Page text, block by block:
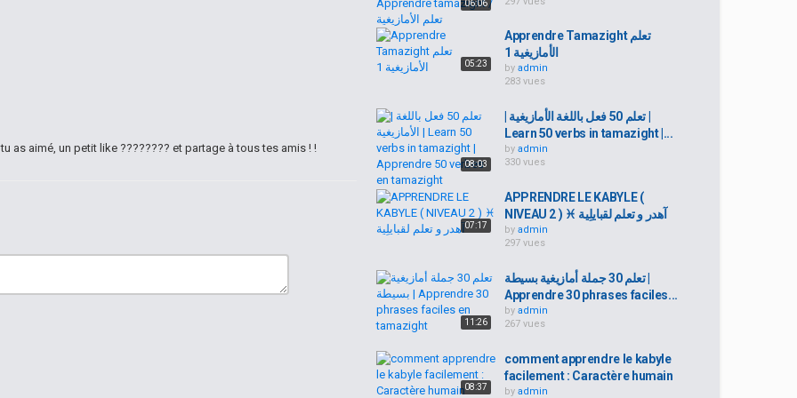
as aimé, un petit like ???????? et partage à tous tes amis ! !
164913344873...
06:06
05:23
Apprendre Tamazight تعلم
الأمازيغية 1
by admin
283 vues
08:03
Learn 50 verbs in tamazight |...
by admin
330 vues
07:17
APPRENDRE LE KABYLE (
NIVEAU 2 ) ♓ آهدر و تعلم لقبايلِية
by admin
297 vues
11:26
تعلم 30 جملة أمازيغية بسيطة |
Apprendre 30 phrases faciles...
by admin
267 vues
08:37
comment apprendre le kabyle
facilement : Caractère humain
by admin